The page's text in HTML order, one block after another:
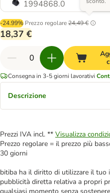
1994868.0
-24.99% Prezzo regolare24,49 €
18,37 €
Consegna in 3-5 giorni lavorativi
Descrizione
Prezzi IVA incl. ** Visualizza
Prezzo regolare = il prezzo più
30 giorni
bitiba ha il diritto di utilizzare il tuo
pubblicità diretta relativa a propri